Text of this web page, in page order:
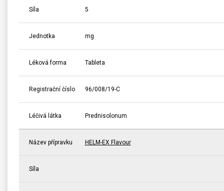
Síla 5
Jednotka mg
Léková forma Tableta
Registrační číslo 96/008/19-C
Léčivá látka Prednisolonum
Název přípravku HELM-EX Flavour
Síla